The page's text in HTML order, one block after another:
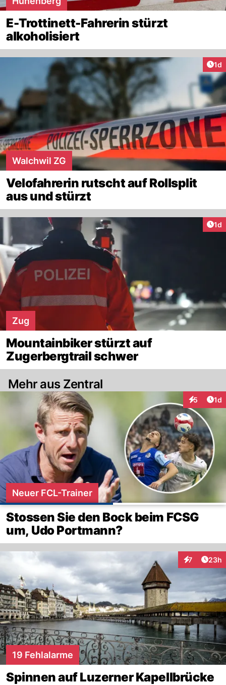
E-Trottinett-Fahrerin stürzt
alkoholisiert
1d
Walchwil ZG
Velofahrerin rutscht auf Rollsplit
aus und stürzt
1d
Zug
Mountainbiker stürzt auf
Zugerbergtrail schwer
Mehr aus Zentral
5 1d
Neuer FCL-Trainer
Stossen Sie den Bock beim FCSG
um, Udo Portmann?
7
Interaktionen
23h
19 Fehlalarme
Spinnen auf Luzerner Kapellbrücke